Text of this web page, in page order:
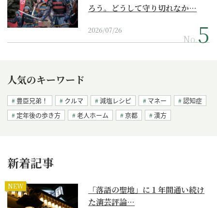
ろう。どうして守り切れなか…
2026/07/26
No.
人気のキーワード
豊臣兄弟！ クルマ 減塩レシピ マネー
認知症
定年後の歩き方
老人ホーム 京都 漢方
新着記事
NEW
「落語の聖地」に１年間通い続け
た演芸評論…